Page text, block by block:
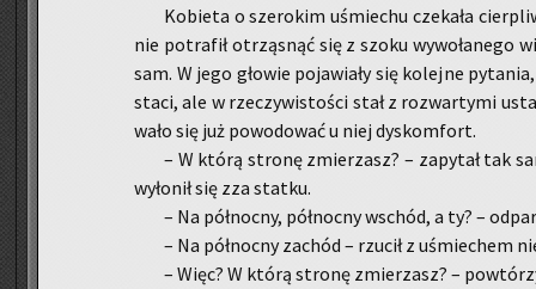
Ko­bie­ta o sze­ro­kim uśmie­chu cze­ka­ła
nie po­tra­fił otrzą­snąć się z szoku wy­wo­ła­ne­go
sam. W jego gło­wie po­ja­wia­ły się ko­lej­ne
sta­ci, ale w rze­czy­wi­sto­ści stał z roz­war­ty­mi
wa­ło się już po­wo­do­wać u niej dys­kom­for­t.
– W którą stro­nę zmie­rzasz? – za­py­tał tak
wy­ło­nił się zza stat­ku.
– Na pół­noc­ny, pół­noc­ny wschód, a ty? –
– Na pół­noc­ny za­chód – rzu­cił z uśmie­chem
– Więc? W którą stro­nę zmie­rzasz? –